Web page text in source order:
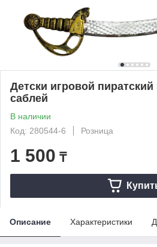
Детски игровой
саблей
В наличии
Код: 280544-6
Розница
1 500 ₸
Описание Характеристики